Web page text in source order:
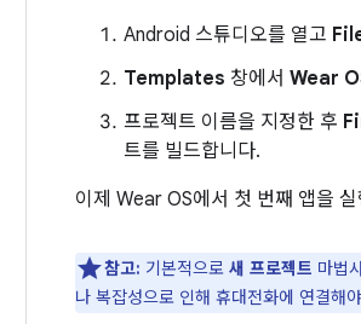
Android 스튜디오를 열고
Templates 창에서 Wear
프로젝트 이름을 지정한 후
트를 빌드합니다.
이제 Wear OS에서 첫 번째 앱을
참고: 기본적으로 새 프로젝트 마법
나 복잡성으로 인해 휴대전화에 연결해